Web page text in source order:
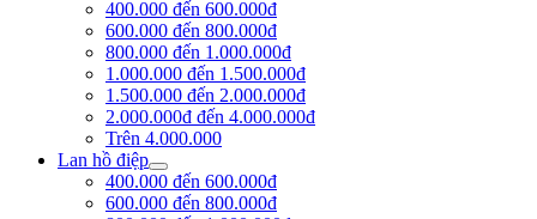
400.000 đến 600.000đ
600.000 đến 800.000đ
800.000 đến 1.000.000đ
1.000.000 đến 1.500.000đ
1.500.000 đến 2.000.000đ
2.000.000đ đến 4.000.000đ
Trên 4.000.000
Lan hồ điệp
400.000 đến 600.000đ
600.000 đến 800.000đ